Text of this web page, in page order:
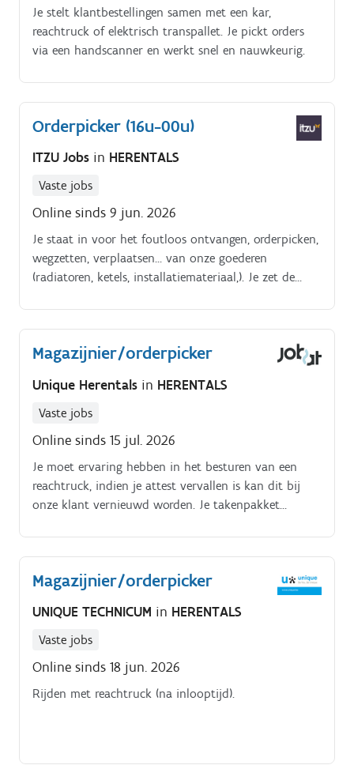
Je stelt klantbestellingen samen met een kar,
reachtruck of elektrisch transpallet. Je pickt orders
via een handscanner en werkt snel en nauwkeurig.
Orderpicker (16u-00u)
ITZU Jobs in HERENTALS
Vaste jobs
Online sinds 9 jun. 2026
Je staat in voor het foutloos ontvangen, orderpicken,
wegzetten, verplaatsen… van onze goederen
(radiatoren, ketels, installatiemateriaal,). Je zet de
orde en netheid in het magazijn.
Magazijnier/orderpicker
Unique Herentals in HERENTALS
Vaste jobs
Online sinds 15 jul. 2026
Je moet ervaring hebben in het besturen van een
reachtruck, indien je attest vervallen is kan dit bij
onze klant vernieuwd worden. Je takenpakket
elektrische transpallethet inpakkenhet
bestickerenrijden met reachtruck (na inlooptijd)
Magazijnier/orderpicker
UNIQUE TECHNICUM in HERENTALS
Vaste jobs
Online sinds 18 jun. 2026
Rijden met reachtruck (na inlooptijd).